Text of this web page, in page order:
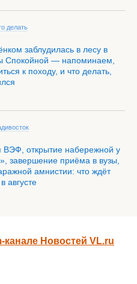
делать
заблудилась в лесу в
Спокойной — напоминаем,
к походу, и что делать,
ВЭФ, открытие набережной у
завершение приёма в вузы,
амнистии: что ждёт
августе
Новостей VL.ru